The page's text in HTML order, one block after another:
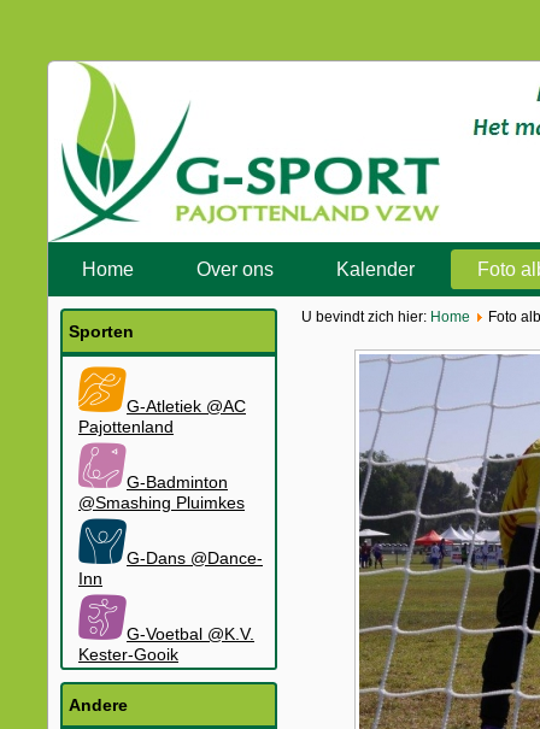
Home Over ons Kalender Foto
Sporten
G-Atletiek @AC
Pajottenland
G-Badminton
@Smashing Pluimkes
G-Dans @Dance-
Inn
G-Voetbal @K.V.
Kester-Gooik
Andere
U bevindt zich hier: Home Foto